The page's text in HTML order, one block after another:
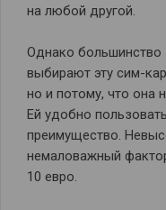
на любой другой.
Однако большинство
выбирают эту сим-
но и потому, что она
Ей удобно
преимущество.
немаловажный
10 евро.